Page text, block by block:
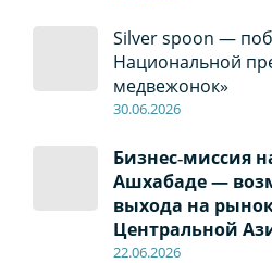
Silver spoon —
Национальной
медвежонок»
30.06.2026
Бизнес‑миссия
Ашхабаде —
выхода на
Центральной
22.06.2026